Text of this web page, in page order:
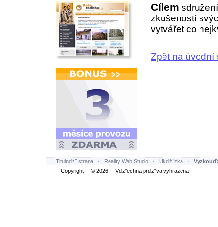
Cílem
zkušeností
vytvářet co
Zpět na úvodní
Titulnďż˝ strana · Reality Web Studio · Ukďż˝zka ·
Copyright © 2026 Vďż˝echna prďż˝va vyhrazena